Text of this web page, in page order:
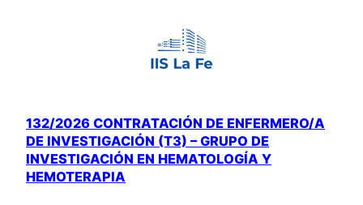
132/2026 CONTRATACIÓN DE ENFERMERO/A
DE INVESTIGACIÓN (T3) – GRUPO DE
INVESTIGACIÓN EN HEMATOLOGÍA Y
HEMOTERAPIA